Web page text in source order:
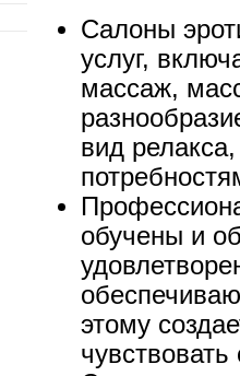
Салоны
услуг,
массаж,
вид
обучены и
этому